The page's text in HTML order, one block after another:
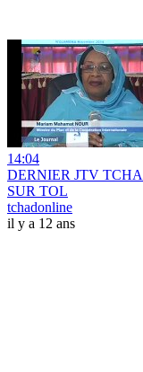
14:04
DERNIER JTV
SUR TOL
tchadonline
il y a 12 ans